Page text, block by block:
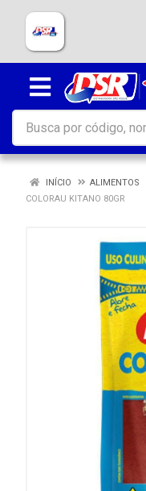
INÍCIO ALIMENTOS
COLORAU KITANO 80GR